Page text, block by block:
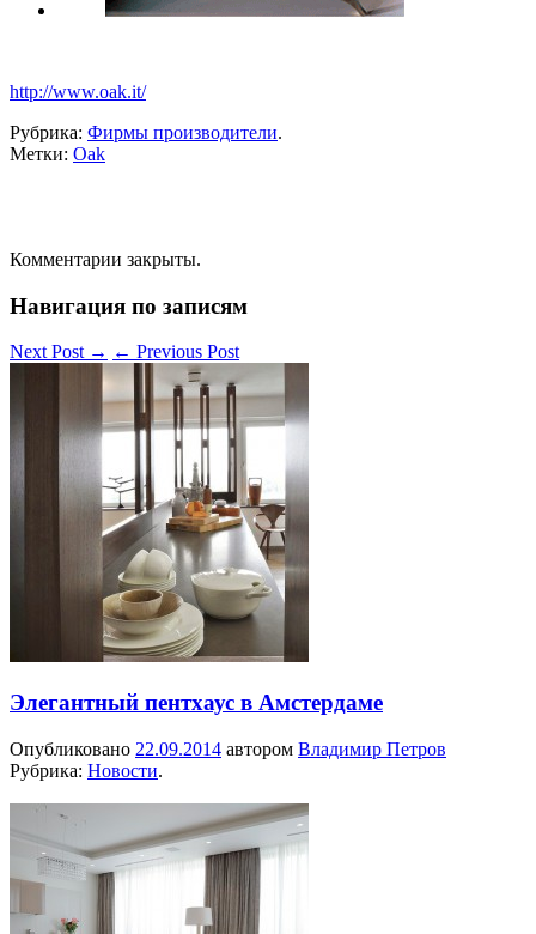
http://www.oak.it/
Рубрика: Фирмы производители.
Метки: Oak
Комментарии закрыты.
Навигация по записям
Next Post → ← Previous Post
Элегантный пентхаус в Амстердаме
Опубликовано 22.09.2014 автором Владимир Петров
Рубрика: Новости.